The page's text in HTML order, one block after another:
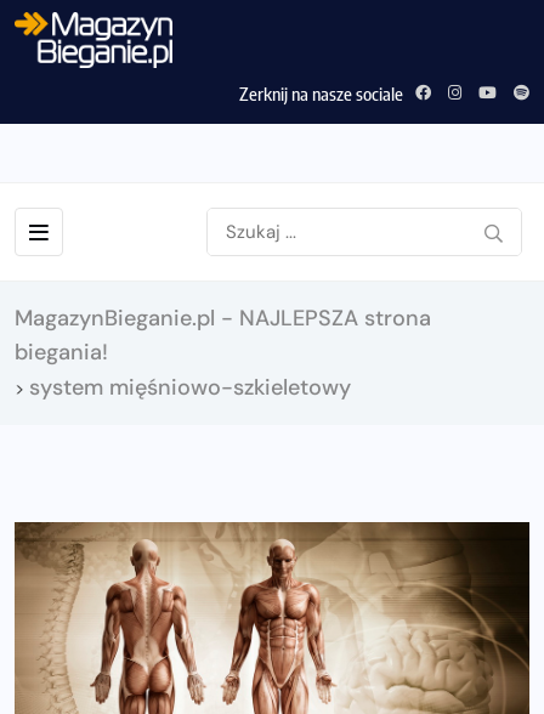
Zerknij na nasze sociale
MagazynBieganie.pl - NAJLEPSZA strona
biegania!
> system mięśniowo-szkieletowy